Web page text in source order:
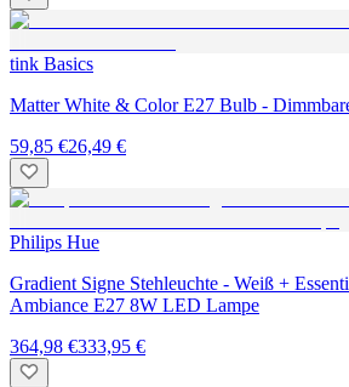
tink Basics
Matter White & Color E27 Bulb -
59,85 €26,49 €
Philips Hue
Gradient Signe Stehleuchte - Weiß +
Ambiance E27 8W LED Lampe
364,98 €333,95 €